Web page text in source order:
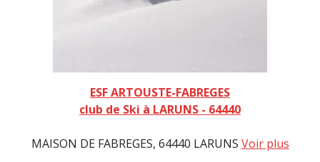
ESF ARTOUSTE-FABREGES
club de Ski à LARUNS - 64440
MAISON DE FABREGES, 64440 LARUNS Voir plus